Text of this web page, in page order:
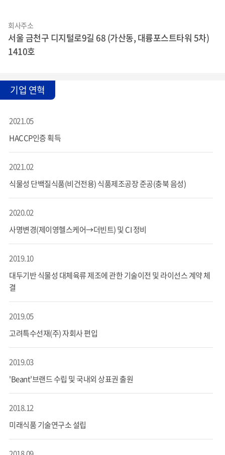
회사주소
서울 금천구 디지털로9길 68 (가산동, 대륭포스트타워 5차)
1410호
기업 연혁
2021.05
HACCP인증 획득
2021.02
식물성 단백질식품(비건전용) 식품제조공장 준공(충북 음성)
2020.02
사명변경(제이영헬스케어→더빈트) 및 CI 정비
2019.10
대두기반 식물성 대체육류 제조에 관한 기술이전 및 라이선스 계약 체
결
2019.05
고려특수선재(주) 자회사 편입
2019.03
'Beant'브랜드 수립 및 국내외 상표권 출원
2018.12
미래식품 기술연구소 설립